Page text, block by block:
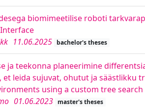
biomimeetilise roboti
11.06.2025 bachelor's theses
ja teekonna planeerimine
et leida sujuvat, ohutut ja säästlikku
using a custom tree
01.06.2023 master's theses